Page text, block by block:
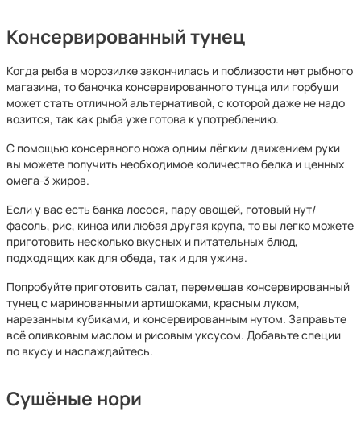
Консервированный тунец
Когда рыба в морозилке закончилась и поблизости нет рыбного
магазина, то баночка консервированного тунца или горбуши
может стать отличной альтернативой, с которой даже не надо
возится, так как рыба уже готова к употреблению.
С помощью консервного ножа одним лёгким движением руки
вы можете получить необходимое количество белка и ценных
омега-3 жиров.
Если у вас есть банка лосося, пару овощей, готовый нут/
фасоль, рис, киноа или любая другая крупа, то вы легко можете
приготовить несколько вкусных и питательных блюд,
подходящих как для обеда, так и для ужина.
Попробуйте приготовить салат, перемешав консервированный
тунец с маринованными артишоками, красным луком,
нарезанным кубиками, и консервированным нутом. Заправьте
всё оливковым маслом и рисовым уксусом. Добавьте специи
по вкусу и наслаждайтесь.
Сушёные нори